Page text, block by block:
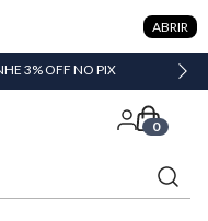
ABRIR
3% OFF NO PIX
0